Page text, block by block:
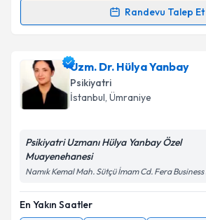
Randevu Talep Et
için bir takvim hazırlandığında e-
bilgilendireceğiz.
E-posta Adresiniz
Kişisel verilerimin işlenmesine
Metni'ni okudum ve kişisel
kapsamda işlenmesini kabul
Uzm. Dr. Hülya Yanbay
Psikiyatri
İstanbul , Ümraniye
Psikiyatri Uzmanı Hülya Yanbay Özel
Muayenehanesi
Namık Kemal Mah. Sütçü İmam Cd. Fera
En Yakın Saatler